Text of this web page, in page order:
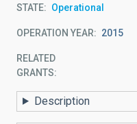
STATE Operational
OPERATION YEAR 2015
RELATED
GRANTS:
Description